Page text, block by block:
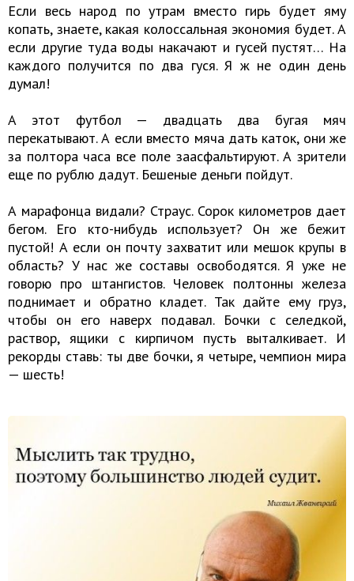
Если весь народ по утрам вместо гирь будет яму
копать, знаете, какая колоссальная экономия будет. А
если другие туда воды накачают и гусей пустят… На
каждого получится по два гуся. Я ж не один день
думал!
А этот футбол — двадцать два бугая мяч
перекатывают. А если вместо мяча дать каток, они же
за полтора часа все поле заасфальтируют. А зрители
еще по рублю дадут. Бешеные деньги пойдут.
А марафонца видали? Страус. Сорок километров дает
бегом. Его кто-нибудь использует? Он же бежит
пустой! А если он почту захватит или мешок крупы в
область? У нас же составы освободятся. Я уже не
говорю про штангистов. Человек полтонны железа
поднимает и обратно кладет. Так дайте ему груз,
чтобы он его наверх подавал. Бочки с селедкой,
раствор, ящики с кирпичом пусть выталкивает. И
рекорды ставь: ты две бочки, я четыре, чемпион мира
— шесть!